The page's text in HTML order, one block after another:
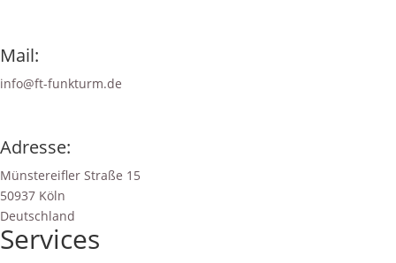
Mail:
info@ft-funkturm.de
Adresse:
Münstereifler Straße 15
50937 Köln
Deutschland
Services